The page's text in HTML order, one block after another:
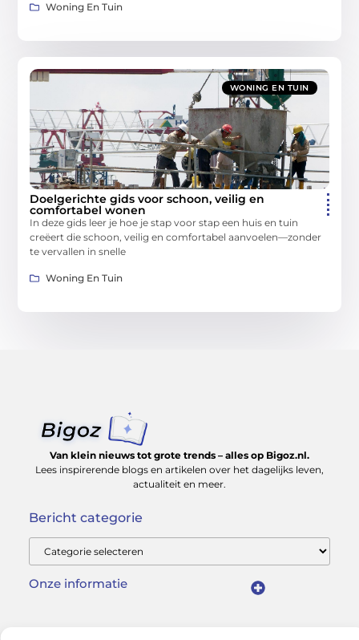
Woning En Tuin
WONING EN TUIN
Doelgerichte gids voor schoon, veilig en
comfortabel wonen
In deze gids leer je hoe je stap voor stap een huis en tuin
creëert die schoon, veilig en comfortabel aanvoelen—zonder
te vervallen in snelle
Woning En Tuin
Van klein nieuws tot grote trends – alles op Bigoz.nl.
Lees inspirerende blogs en artikelen over het dagelijks leven,
actualiteit en meer.
Bericht categorie
Onze informatie